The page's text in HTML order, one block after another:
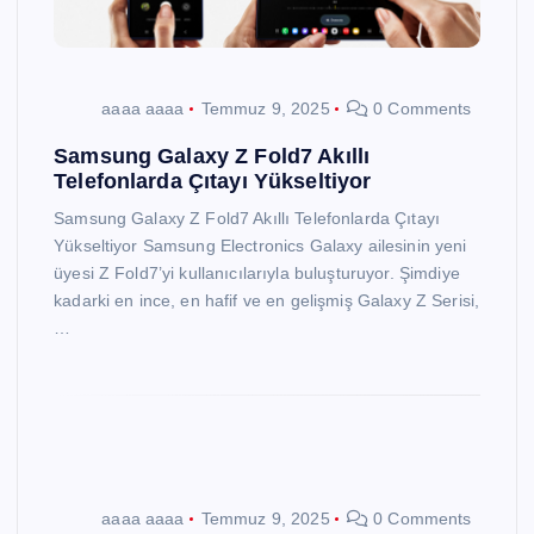
aaaa aaaa Temmuz 9, 2025 0 Comments
Samsung Galaxy Z Fold7 Akıllı
Telefonlarda Çıtayı Yükseltiyor
Samsung Galaxy Z Fold7 Akıllı Telefonlarda Çıtayı
Yükseltiyor Samsung Electronics Galaxy ailesinin yeni
üyesi Z Fold7’yi kullanıcılarıyla buluşturuyor. Şimdiye
kadarki en ince, en hafif ve en gelişmiş Galaxy Z Serisi,
aaaa aaaa Temmuz 9, 2025 0 Comments